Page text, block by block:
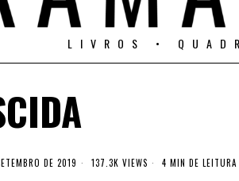
LIVROS •
DE 2019 137.3K VIEWS 4 MIN DE LEITURA